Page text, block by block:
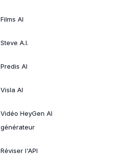
Films AI
Steve A.I.
Predis AI
Visla AI
Vidéo HeyGen AI
générateur
Réviser l'API